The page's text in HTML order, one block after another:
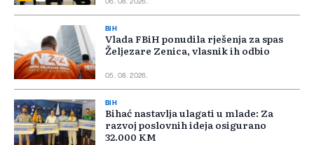
06. 08. 2026.
BIH
Vlada FBiH ponudila rješenja za spas
Željezare Zenica, vlasnik ih odbio
05. 08. 2026.
BIH
Bihać nastavlja ulagati u mlade: Za
razvoj poslovnih ideja osigurano
32.000 KM